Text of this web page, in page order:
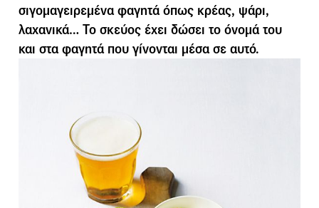
σιγοµαγειρεµένα φαγητά όπως κρέας, ψάρι,
λαχανικά… Το σκεύος έχει δώσει το όνοµά του
και στα φαγητά που γίνονται µέσα σε αυτό.